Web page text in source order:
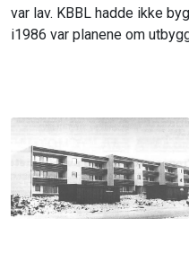
var lav. KBBL hadde ikke
i1986 var planene om